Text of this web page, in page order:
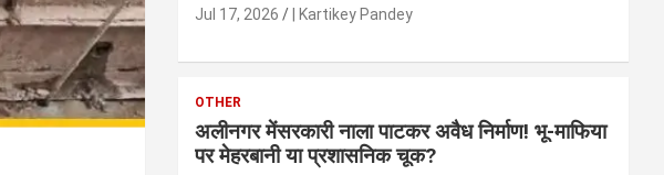
Jul 17, 2026 | Kartikey Pandey
OTHER
अलीनगर मेंसरकारी नाला पाटकर अवैध निर्माण! भू-माफिया
पर मेहरबानी या प्रशासनिक चूक?